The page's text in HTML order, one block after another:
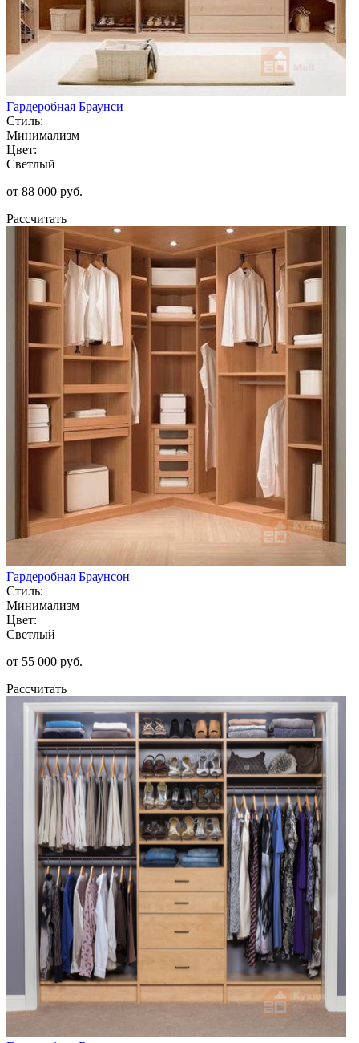
Гардеробная Браунси
Стиль:
Минимализм
Цвет:
Светлый
от 88 000 руб.
Рассчитать
Гардеробная Браунсон
Стиль:
Минимализм
Цвет:
Светлый
от 55 000 руб.
Рассчитать